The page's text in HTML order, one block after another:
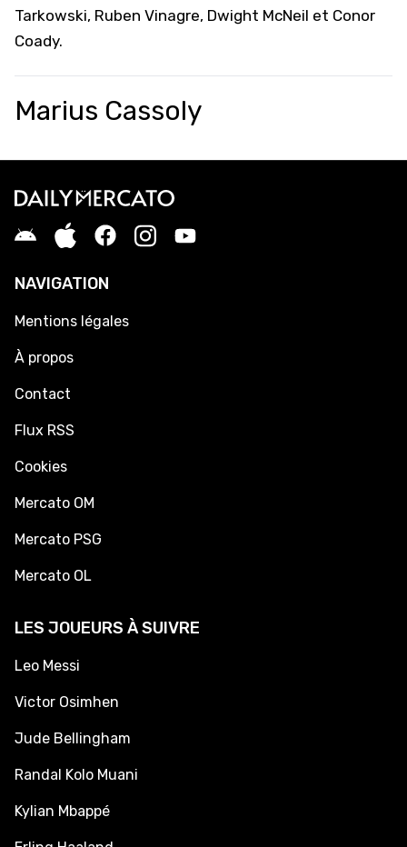
Tarkowski, Ruben Vinagre, Dwight McNeil et Conor
Coady.
Marius Cassoly
NAVIGATION
Mentions légales
À propos
Contact
Flux RSS
Cookies
Mercato OM
Mercato PSG
Mercato OL
LES JOUEURS À SUIVRE
Leo Messi
Victor Osimhen
Jude Bellingham
Randal Kolo Muani
Kylian Mbappé